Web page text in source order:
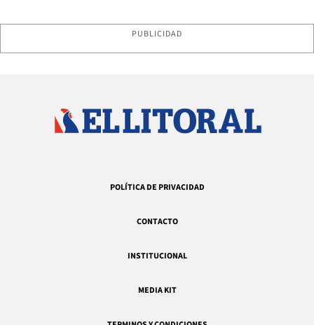
PUBLICIDAD
POLÍTICA DE PRIVACIDAD
CONTACTO
INSTITUCIONAL
MEDIA KIT